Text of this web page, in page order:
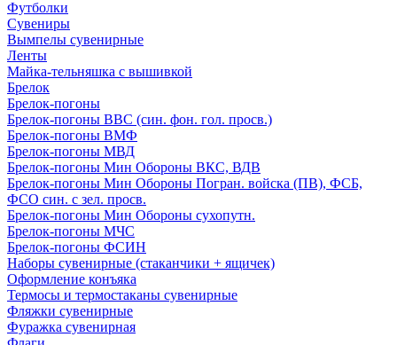
Футболки
Сувениры
Вымпелы сувенирные
Ленты
Майка-тельняшка с вышивкой
Брелок
Брелок-погоны
Брелок-погоны ВВС (син. фон. гол. просв.)
Брелок-погоны ВМФ
Брелок-погоны МВД
Брелок-погоны Мин Обороны ВКС, ВДВ
Брелок-погоны Мин Обороны Погран. войска (ПВ), ФСБ,
ФСО син. с зел. просв.
Брелок-погоны Мин Обороны сухопутн.
Брелок-погоны МЧС
Брелок-погоны ФСИН
Наборы сувенирные (стаканчики + ящичек)
Оформление конъяка
Термосы и термостаканы сувенирные
Фляжки сувенирные
Фуражка сувенирная